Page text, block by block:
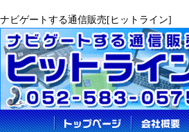
ナビゲートする通信販売[ヒットライン]